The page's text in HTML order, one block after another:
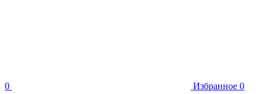
0 Избранное 0